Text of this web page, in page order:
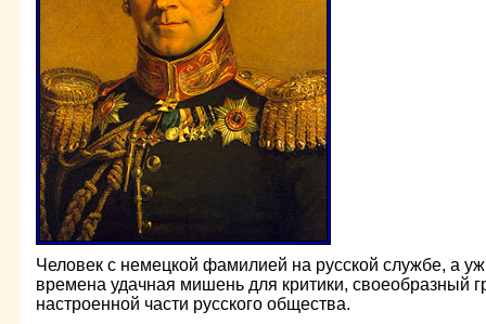
Человек с немецкой фамилией на русской службе, а
времена удачная мишень для критики, своеобразный
настроенной части русского общества.